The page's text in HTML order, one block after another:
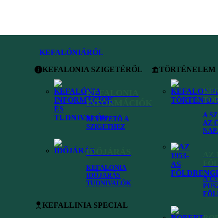
KEFALÓNIÁRÓL
KEFALONIA SZIGETÉRŐL
KEFALONIA
INFORMÁCIÓK
BEVEZETŐ A
SZIGETHEZ
IDŐJÁRÁS
KEFALONIA
IDŐJÁRÁS
TUDNIVALÓK
KEFALLINIA SPECIAL
TÖRTÉNELEM
A
AZ
A